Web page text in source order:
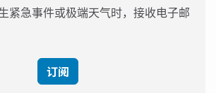
紧急事件或极端天气时，接收电子邮
订阅